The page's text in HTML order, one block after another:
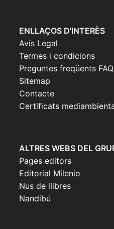
ENLLAÇOS D'INTERÈS
Avís Legal
Termes i condicions
Preguntes freqüents FAQ
Sitemap
Contacte
Certificats
ALTRES WEBS DEL
Pages editors
Editorial Milenio
Nus de llibres
Nandibú